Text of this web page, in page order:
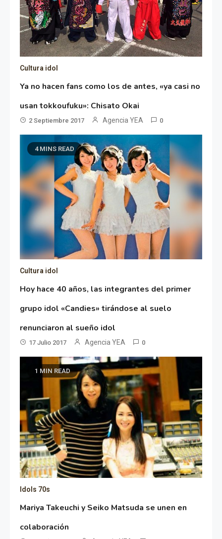
Cultura idol
Ya no hacen fans como los de antes, «ya casi no
usan tokkoufuku»: Chisato Okai
2 Septiembre 2017 Agencia YEA 0
4 MINS READ
Cultura idol
Hoy hace 40 años, las integrantes del primer
grupo idol «Candies» tirándose al suelo
renunciaron al sueño idol
17 Julio 2017 Agencia YEA 0
1 MIN READ
Idols 70s
Mariya Takeuchi y Seiko Matsuda se unen en
colaboración